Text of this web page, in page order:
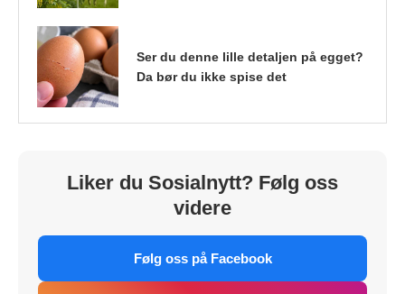
Ser du denne lille detaljen på egget?
Da bør du ikke spise det
Liker du Sosialnytt? Følg oss
videre
Følg oss på Facebook